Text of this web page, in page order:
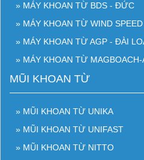
» MÁY KHOAN TỪ BDS - ĐỨC
» MÁY KHOAN TỪ WIND
» MÁY KHOAN TỪ AGP - ĐÀI
» MÁY KHOAN TỪ MAGBOACH-
MŨI KHOAN TỪ
» MŨI KHOAN TỪ UNIKA
» MŨI KHOAN TỪ UNIFAST
» MŨI KHOAN TỪ NITTO